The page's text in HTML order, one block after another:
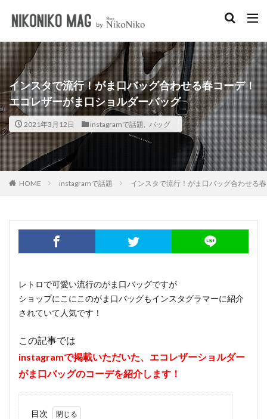
インスタで流行！がま口バッグ合わせる春コーデ！
エコレザーがま口ショルダーバッグ
2021年3月12日 instagramで話題 バッグ
HOME instagramで話題 インスタで流行！がま口バッグ合わせる
レトロで可愛い流行のがま口バッグですが
ショップにこにこのがま口バッグもインスタグラマーに紹介
されていて人気です！
この記事では
instagramで掲載いただいた、エコレザーショルダー
がま口バッグのコーデを紹介します！
目次
淡色女子 韓国女子 ショルダーバッグ イエベ プチプラ
カテゴリー
検索